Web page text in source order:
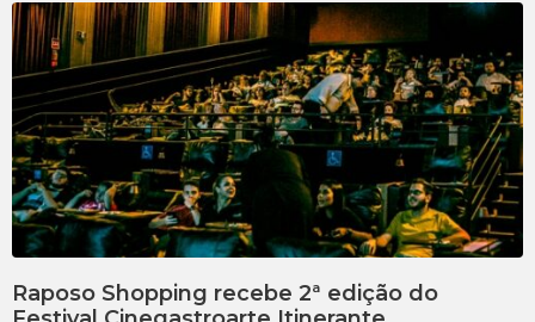
Raposo Shopping recebe 2ª edição do